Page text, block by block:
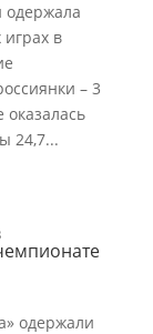
одержала
в
– 3
24,7...
одержали